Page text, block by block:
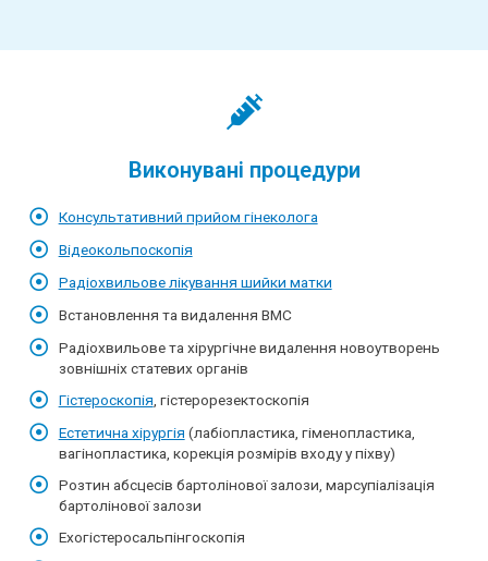
Виконувані процедури
Консультативний прийом гінеколога
Відеокольпоскопія
Радіохвильове лікування шийки матки
Встановлення та видалення ВМС
Радіохвильове та хірургічне видалення новоутворень
зовнішніх статевих органів
Гістероскопія, гістерорезектоскопія
Естетична хірургія (лабіопластика, гіменопластика,
вагінопластика, корекція розмірів входу у піхву)
Розтин абсцесів бартолінової залози, марсупіалізація
бартолінової залози
Ехогістеросальпінгоскопія